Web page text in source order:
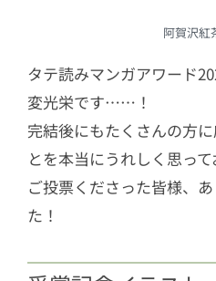
阿賀沢紅
タテ読みマンガアワード
変光栄です……！
完結後にもたくさんの方
とを本当にうれしく思って
ご投票くださった皆様、
た！